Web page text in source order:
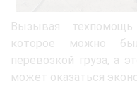
Вызывая
которое можно
перевозкой груза, а
может оказаться